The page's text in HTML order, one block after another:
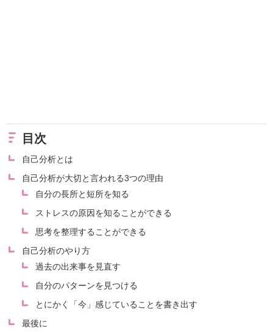
目次
自己分析とは
自己分析が大切と言われる3つの理由
自分の長所と短所を知る
ストレスの原因を知ることができる
思考を整理することができる
自己分析のやり方
過去の出来事を見直す
自分のパターンを見つける
とにかく「今」感じていることを書き出す
最後に